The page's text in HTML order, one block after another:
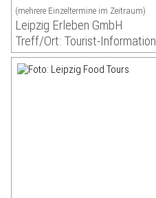
(mehrere Einzeltermine im Zeitraum)
Leipzig Erleben GmbH
Treff/Ort: Tourist-Information